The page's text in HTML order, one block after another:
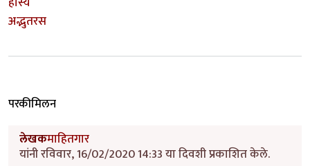
अद्भुतरस
परकीमिलन
लेखकमाहितगार
यांनी रविवार, 16/02/2020 14:33 या दिवशी प्रकाशित केले.